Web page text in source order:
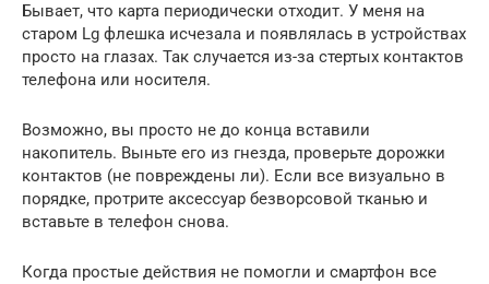
Бывает, что карта периодически отходит. У меня на
старом Lg флешка исчезала и появлялась в устройствах
просто на глазах. Так случается из-за стертых контактов
телефона или носителя.
Возможно, вы просто не до конца вставили
накопитель. Выньте его из гнезда, проверьте дорожки
контактов (не повреждены ли). Если все визуально в
порядке, протрите аксессуар безворсовой тканью и
вставьте в телефон снова.
Когда простые действия не помогли и смартфон все